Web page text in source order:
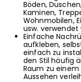
Böden,
Kaminen,
Wohnmobilen,
usw. verwendet
Einfache
aufkleben,
einfach zu
den Stil häufig
Raum zu
Aussehen